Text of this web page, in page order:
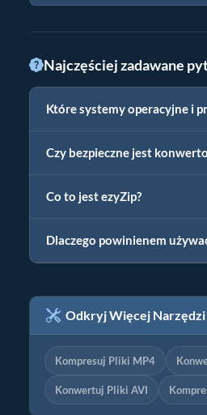
Najczęściej zadawane
Które systemy operacyjne i
Czy bezpieczne jest
Co to jest ezyZip?
Dlaczego powinienem
Odkryj Więcej Narzędzi
Kompresuj Pliki MP4
Konwertuj Pliki AVI